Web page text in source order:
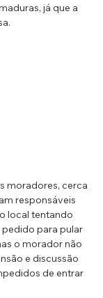
já que a
moradores, cerca
responsáveis
local tentando
para pular
o morador não
e discussão
de entrar